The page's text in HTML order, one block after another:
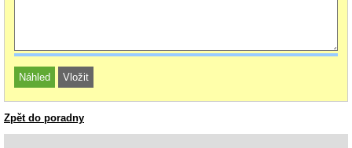
Zpět do poradny